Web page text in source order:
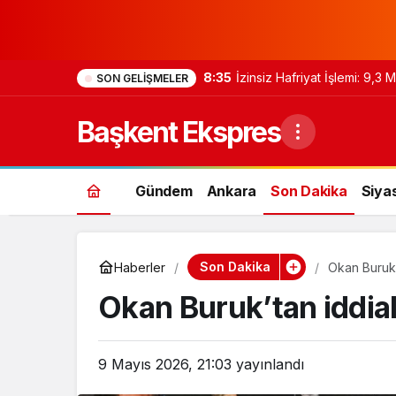
SON GELIŞMELER 8:33 İçişleri Bakanı, Kahraman
Başkent Ekspres
Gündem Ankara Son Dakika
Haberler Son Dakika Okan
Okan Buruk’tan
9 Mayıs 2026, 21:03 yayınlandı